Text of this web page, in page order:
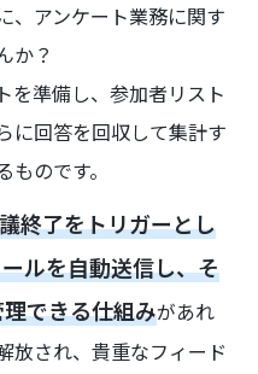
アンケート業務に関す
か？
を準備し、参加者リスト
に回答を回収して集計す
のです。
終了をトリガーとし
ルを自動送信し、そ
できる仕組みがあれ
放され、貴重なフィード